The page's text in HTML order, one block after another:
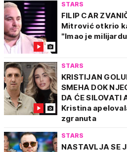
STARS
FILIP CAR
Mitrović otkrio
"Imao je
STARS
KRISTIJAN
SMEHA DOK
DA ĆE SILOVATI
Kristina
zgranuta
STARS
NASTAVLJA SE